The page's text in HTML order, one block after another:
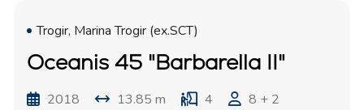
Trogir, Marina Trogir (ex.SCT)
Oceanis 45 "Barbarella II"
2018 13.85 m 4
8 + 2